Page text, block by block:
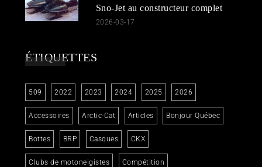
Sno-Jet au constructeur complet
2026-03-17
ÉTIQUETTES
509 2022 2023 2024 2025 2026
Accessoires Arctic-Cat Articles Bonjour Québec
Bottes BRP Casques CKX
Clubs de motoneigistes Compétition